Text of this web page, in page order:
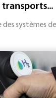
systèmes